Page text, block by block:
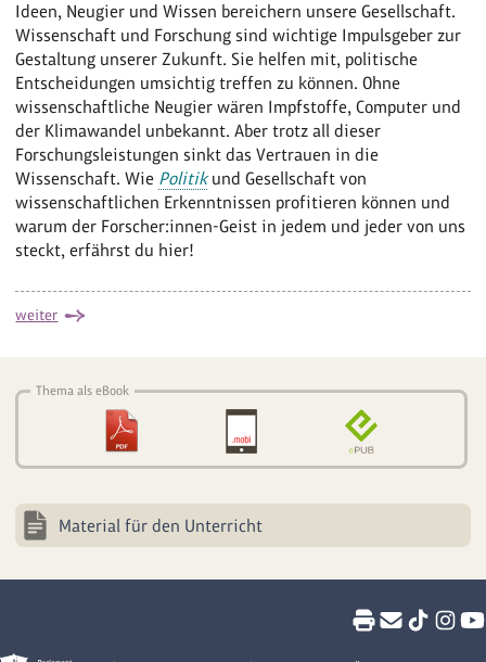
Ideen, Neugier und Wissen bereichern unsere Gesellschaft.
Wissenschaft und Forschung sind wichtige Impulsgeber zur
Gestaltung unserer Zukunft. Sie helfen mit, politische
Entscheidungen umsichtig treffen zu können. Ohne
wissenschaftliche Neugier wären Impfstoffe, Computer und
der Klimawandel unbekannt. Aber trotz all dieser
Forschungsleistungen sinkt das Vertrauen in die
Wissenschaft. Wie Politikund Gesellschaft von
wissenschaftlichen Erkenntnissen profitieren können und
warum der Forscher:innen-Geist in jedem und jeder von uns
steckt, erfährst du hier!
weiter
Thema als eBook
Material für den Unterricht